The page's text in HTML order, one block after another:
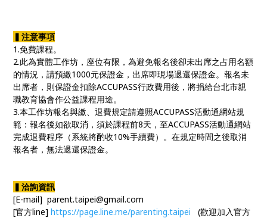
▍注意事項
1.免費課程。
2.此為實體工作坊，座位有限，為避免報名後卻未出席之占用名額
的情況，請預繳1000元保證金，出席即現場退還保證金。報名未
出席者，則保證金扣除ACCUPASS行政費用後，將捐給台北市親
職教育協會作公益課程用途。
3.本工作坊報名與繳、退費規定請遵照ACCUPASS活動通網站規
範：報名後如欲取消，須於課程前8天，至ACCUPASS活動通網站
完成退費程序（系統將酌收10%手續費）。在規定時間之後取消
報名者，無法退還保證金。
▍洽詢資訊
[E-mail] parent.taipei@gmail.com
[官方line]https://page.line.me/parenting.taipei (歡迎加入官方